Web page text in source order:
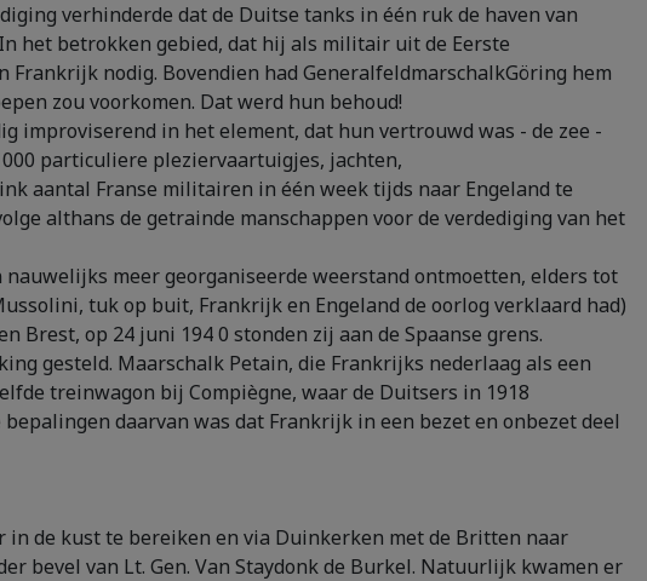
verhinderde dat de Duitse tanks in één ruk de haven van
het betrokken gebied, dat hij als militair uit de Eerste
nodig. Bovendien had GeneralfeldmarschalkGöring hem
zou voorkomen. Dat werd hun behoud!
improviserend in het element, dat hun vertrouwd was - de zee -
particuliere pleziervaartuigjes, jachten,
aantal Franse militairen in één week tijds naar Engeland te
althans de getrainde manschappen voor de verdediging van het
meer georganiseerde weerstand ontmoetten, elders tot
tuk op buit, Frankrijk en Engeland de oorlog verklaard had)
Brest, op 24 juni 194 0 stonden zij aan de Spaanse grens.
gesteld. Maarschalk Petain, die Frankrijks nederlaag als een
treinwagon bij Compiègne, waar de Duitsers in 1918
daarvan was dat Frankrijk in een bezet en onbezet deel
de kust te bereiken en via Duinkerken met de Britten naar
bevel van Lt. Gen. Van Staydonk de Burkel. Natuurlijk kwamen er